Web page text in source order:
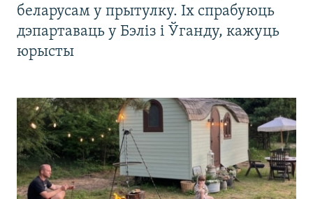
беларусам у прытулку. Іх спрабуюць
дэпартаваць у Бэліз і Ўганду, кажуць
юрысты